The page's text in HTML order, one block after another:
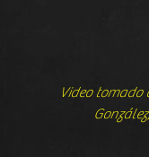
Video